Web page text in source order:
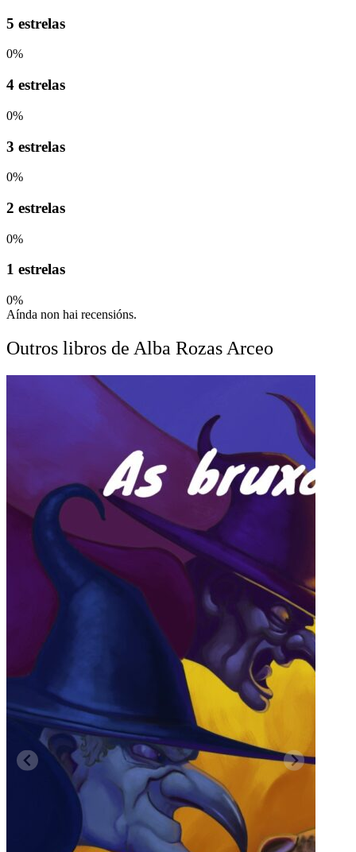
5 estrelas
0%
4 estrelas
0%
3 estrelas
0%
2 estrelas
0%
1 estrelas
0%
Aínda non hai recensións.
Outros libros de Alba Rozas Arceo